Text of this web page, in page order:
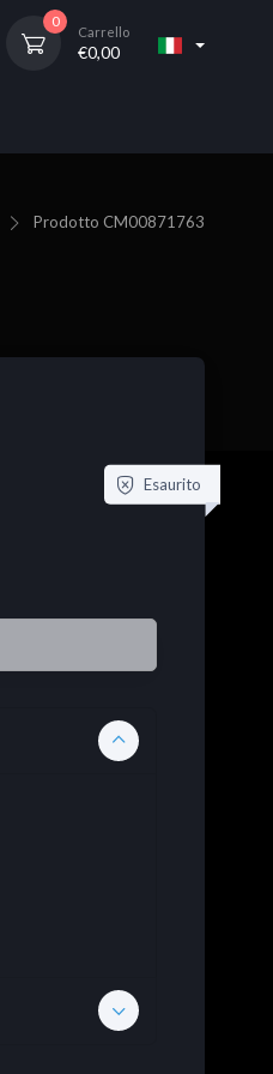
0
Carrello
€0,00
Prodotto CM00871763
Esaurito